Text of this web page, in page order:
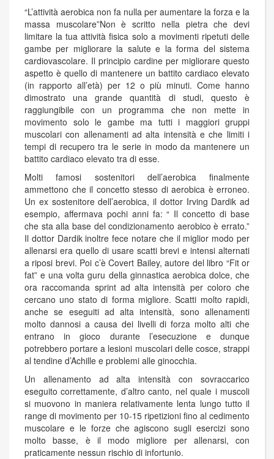
“L’attività aerobica non fa nulla per aumentare la forza e la
massa muscolare”Non è scritto nella pietra che devi
limitare la tua attività fisica solo a movimenti ripetuti delle
gambe per migliorare la salute e la forma del sistema
cardiovascolare. Il principio cardine per migliorare questo
aspetto è quello di mantenere un battito cardiaco elevato
(in rapporto all’età) per 12 o più minuti. Come hanno
dimostrato una grande quantità di studi, questo è
raggiungibile con un programma che non mette in
movimento solo le gambe ma tutti i maggiori gruppi
muscolari con allenamenti ad alta intensità e che limiti i
tempi di recupero tra le serie in modo da mantenere un
battito cardiaco elevato tra di esse.
Molti famosi sostenitori dell’aerobica finalmente
ammettono che il concetto stesso di aerobica è erroneo.
Un ex sostenitore dell’aerobica, il dottor Irving Dardik ad
esempio, affermava pochi anni fa: “ Il concetto di base
che sta alla base del condizionamento aerobico è errato.”
Il dottor Dardik inoltre fece notare che il miglior modo per
allenarsi era quello di usare scatti brevi e intensi alternati
a riposi brevi. Poi c’è Covert Bailey, autore del libro “Fit or
fat” e una volta guru della ginnastica aerobica dolce, che
ora raccomanda sprint ad alta intensità per coloro che
cercano uno stato di forma migliore. Scatti molto rapidi,
anche se eseguiti ad alta intensità, sono allenamenti
molto dannosi a causa dei livelli di forza molto alti che
entrano in gioco durante l’esecuzione e dunque
potrebbero portare a lesioni muscolari delle cosce, strappi
al tendine d’Achille e problemi alle ginocchia.
Un allenamento ad alta intensità con sovraccarico
eseguito correttamente, d’altro canto, nel quale i muscoli
si muovono in maniera relativamente lenta lungo tutto il
range di movimento per 10-15 ripetizioni fino al cedimento
muscolare e le forze che agiscono sugli esercizi sono
molto basse, è il modo migliore per allenarsi, con
praticamente nessun rischio di infortunio.